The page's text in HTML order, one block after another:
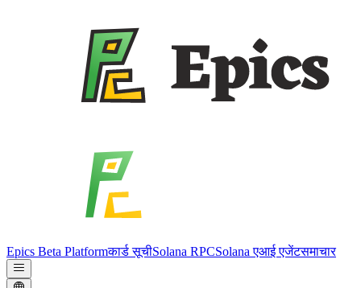
Epics Beta Platformकार्ड सूचीSolana RPCSolana एआई एजेंटसमाचार